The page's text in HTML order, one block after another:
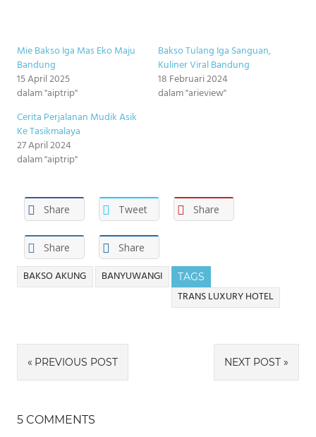
Mie Bakso Iga Mas Eko Maju
Bandung
15 April 2025
dalam "aiptrip"
Bakso Tulang Iga Sanguan,
Kuliner Viral Bandung
18 Februari 2024
dalam "arieview"
Cerita Perjalanan Mudik Asik
Ke Tasikmalaya
27 April 2024
dalam "aiptrip"
Share Tweet Share
Share Share
TAGS
BAKSO AKUNG
BANYUWANGI
TRANS LUXURY HOTEL
Navigasi
pos
PREVIOUS POST NEXT POST
5 COMMENTS